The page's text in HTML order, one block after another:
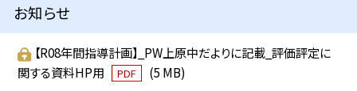
お知らせ
【R08年間指導計画】_PW上原中だよりに記載_評価評定に
関する資料HP用
PDF
(5 MB)